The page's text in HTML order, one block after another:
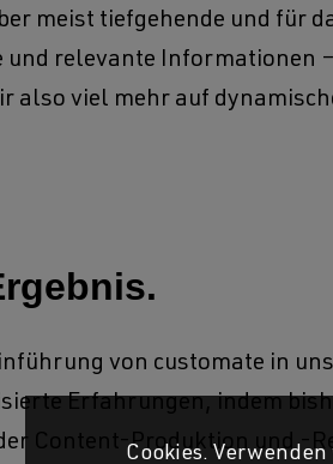
meist tiefgehende und für
relevante Informationen
also viel mehr auf
von customate in
Erfahrungen, indem
Content-Produktion und -
Cookies. Verwenden